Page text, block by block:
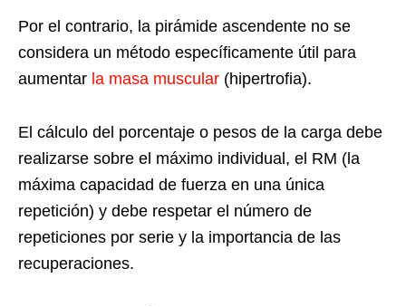
Por el contrario, la pirámide ascendente no se
considera un método específicamente útil para
aumentar la masa muscular (hipertrofia).
El cálculo del porcentaje o pesos de la carga debe
realizarse sobre el máximo individual, el RM (la
máxima capacidad de fuerza en una única
repetición) y debe respetar el número de
repeticiones por serie y la importancia de las
recuperaciones.